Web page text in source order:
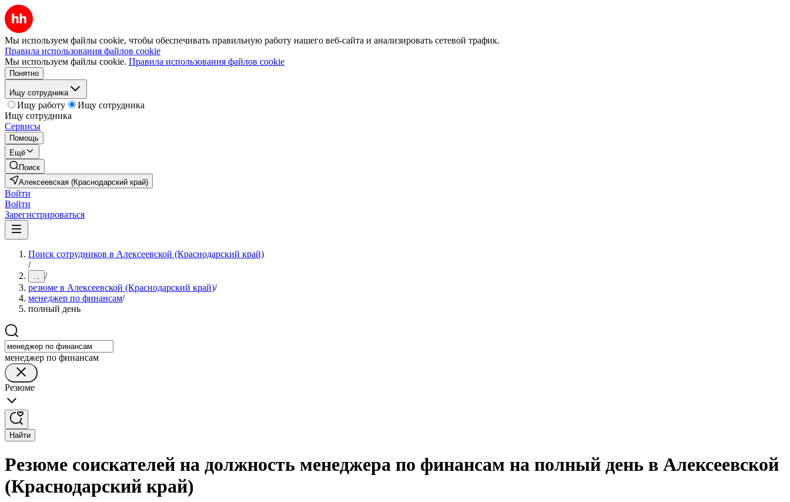
Мы используем файлы cookie, чтобы обеспечивать правильную работу нашего веб-сайта и анализировать сетевой трафик.
Правила использования файлов cookie
Мы используем файлы cookie. Правила использования файлов cookie
Понятно
Ищу сотрудника
Ищу работу
Ищу сотрудника
Ищу сотрудника
Сервисы
Помощь
Ещё
Поиск
Алексеевская (Краснодарский край)
Войти
Войти
Зарегистрироваться
Поиск сотрудников в Алексеевской (Краснодарский край)
/
... /
резюме в Алексеевской (Краснодарский край)/
менеджер по финансам/
полный день
менеджер по финансам
Резюме
Найти
Резюме соискателей на должность менеджера по финансам на полный день в Алексеевской
(Краснодарский край)